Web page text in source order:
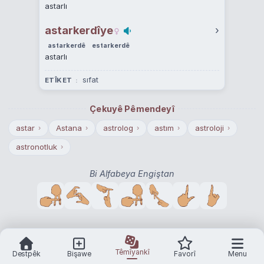
astarlı
astarkerdîye ›
astarkerdê estarkerdê
astarlı
ETÎKET sıfat
Çekuyê Pêmendeyî
astar › Astana › astrolog › astım › astroloji ›
astronotluk ›
Bi Alfabeya Engiştan
Destpêk Bişawe Têmîyankî Favorî Menu